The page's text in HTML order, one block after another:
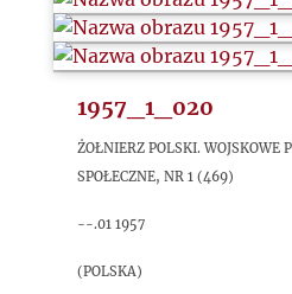
1957_1_020
Żołnierz Polski.
społeczne, nr 1 (469)
--.01 1957
(Polska)